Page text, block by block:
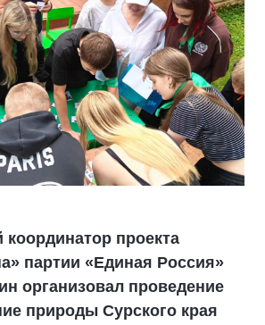
проекта
партии «Единая Россия»
организовал проведение
природы Сурского края